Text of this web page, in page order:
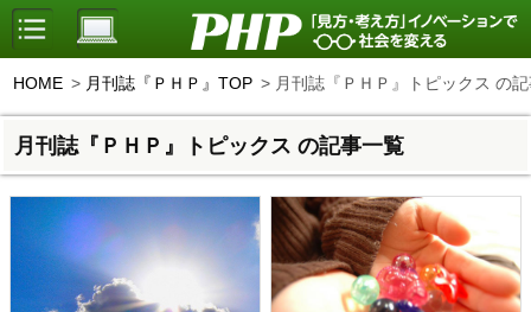
HOME 月刊誌『ＰＨＰ』TOP 月刊誌『ＰＨＰ』トピックス の
月刊誌『ＰＨＰ』トピックス の記事一覧